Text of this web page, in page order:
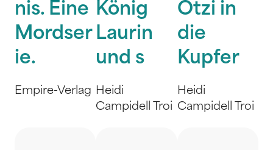
nis. Eine
Mordser
ie.
Empire-Verlag
König
Laurin
und s
Heidi
Campidell Troi
Ötzi in
die
Kupfer
Heidi
Campidell Troi